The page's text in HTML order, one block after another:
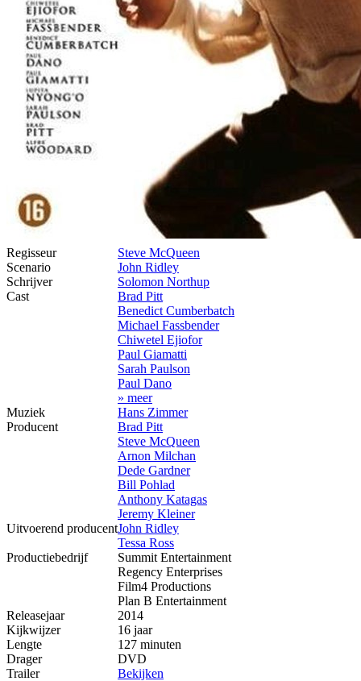
Regisseur
Steve McQueen
Scenario
John Ridley
Schrijver
Solomon Northup
Cast
Brad Pitt
Benedict Cumberbatch
Michael Fassbender
Chiwetel Ejiofor
Paul Giamatti
Sarah Paulson
Paul Dano
» meer
Muziek
Hans Zimmer
Producent
Brad Pitt
Steve McQueen
Arnon Milchan
Dede Gardner
Bill Pohlad
Anthony Katagas
Jeremy Kleiner
Uitvoerend producentJohn Ridley
Tessa Ross
Productiebedrijf
Summit Entertainment
Regency Enterprises
Film4 Productions
Plan B Entertainment
Releasejaar
2014
Kijkwijzer
16 jaar
Lengte
127 minuten
Drager
DVD
Trailer
Bekijken